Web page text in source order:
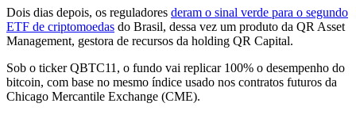
Dois dias depois, os reguladores deram o sinal verde para o segundo
ETF de criptomoedas do Brasil, dessa vez um produto da QR Asset
Management, gestora de recursos da holding QR Capital.
Sob o ticker QBTC11, o fundo vai replicar 100% o desempenho do
bitcoin, com base no mesmo índice usado nos contratos futuros da
Chicago Mercantile Exchange (CME).